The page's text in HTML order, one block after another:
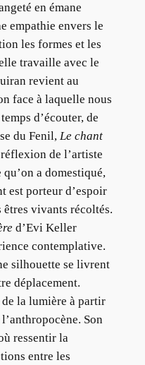
en émane
empathie envers le
les formes et les
travaille avec le
revient au
face à laquelle nous
d’écouter, de
du Fenil, Le chant
de l’artiste
a domestiqué,
est porteur d’espoir
êtres vivants récoltés.
d’Evi Keller
contemplative.
silhouette se livrent
déplacement.
la lumière à partir
Son
ressentir la
entre les